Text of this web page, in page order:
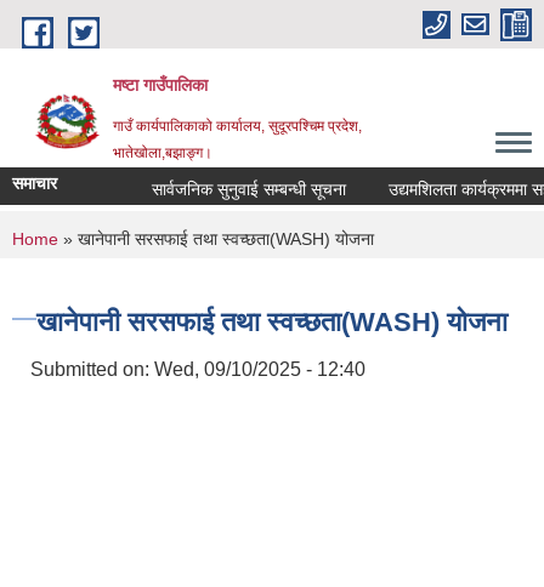
Skip to main content
मष्टा गाउँपालिका
गाउँ कार्यपालिकाको कार्यालय, सुदूरपश्चिम प्रदेश,
भातेखोला,बझाङ्ग।
समाचार सार्वजनिक सुनुवाई सम्बन्धी सूचना उद्यमशिलता कार्यक्रममा
You are here
Home » खानेपानी सरसफाई तथा स्वच्छता(WASH) योजना
खानेपानी सरसफाई तथा स्वच्छता(WASH) योजना
Submitted on: Wed, 09/10/2025 - 12:40